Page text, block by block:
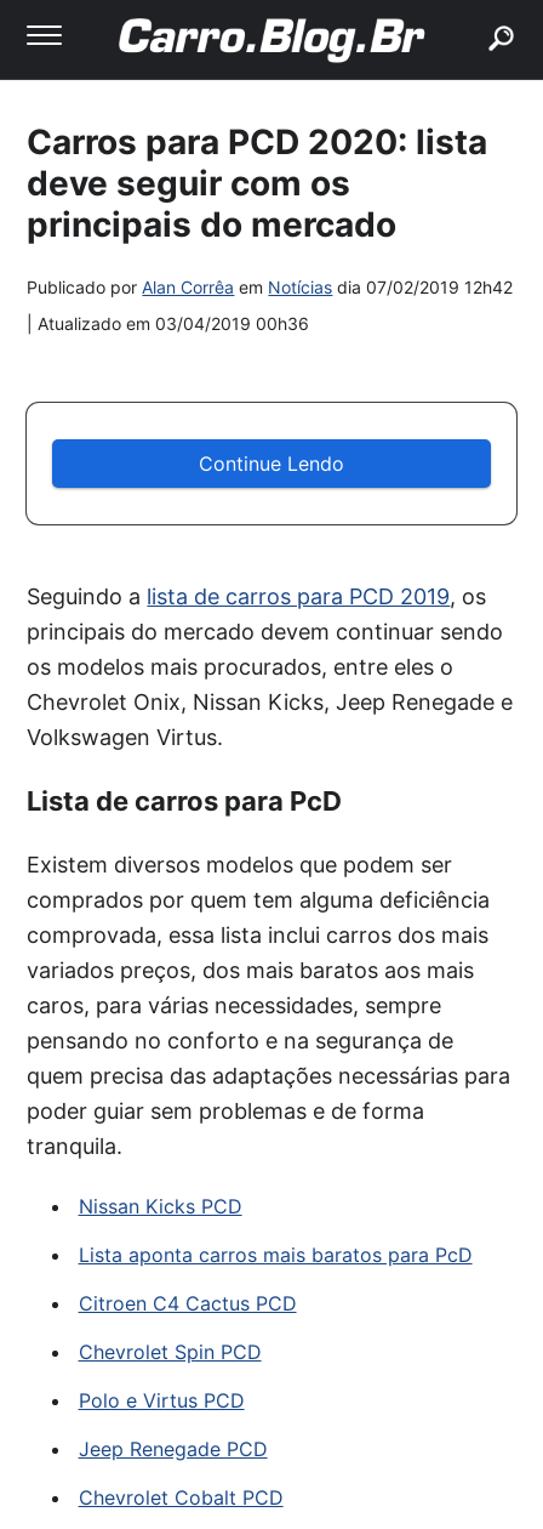
Carros para PCD 2020: lista
deve seguir com os
principais do mercado
Publicado porAlan Corrêa em Notícias dia07/02/2019 12h42
| Atualizado em03/04/2019 00h36
Continue Lendo
Seguindo a lista de carros para PCD 2019, os
principais do mercado devem continuar sendo
os modelos mais procurados, entre eles o
Chevrolet Onix, Nissan Kicks, Jeep Renegade e
Volkswagen Virtus.
Lista de carros para PcD
Existem diversos modelos que podem ser
comprados por quem tem alguma deficiência
comprovada, essa lista inclui carros dos mais
variados preços, dos mais baratos aos mais
caros, para várias necessidades, sempre
pensando no conforto e na segurança de
quem precisa das adaptações necessárias para
poder guiar sem problemas e de forma
tranquila.
Nissan Kicks PCD
Lista aponta carros mais baratos para PcD
Citroen C4 Cactus PCD
Chevrolet Spin PCD
Polo e Virtus PCD
Jeep Renegade PCD
Chevrolet Cobalt PCD